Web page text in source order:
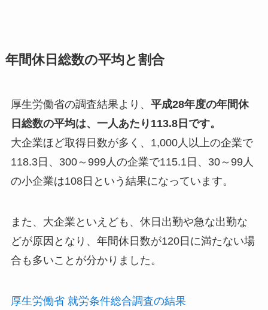
年間休日総数の平均と割合
厚生労働省の調査結果より、 平成28年度の年間休
日総数の平均は、一人あたり113.8日です。
大企業ほど取得日数が多く、1,000人以上の企業で
118.3日、300～999人の企業で115.1日、30～99人
の小企業は108日という結果になっています。
また、大企業といえども、休日出勤や急な出勤な
どが原因となり、年間休日数が120日に満たない場
合も多いことが分かりました。
厚生労働省 就労条件総合調査の結果